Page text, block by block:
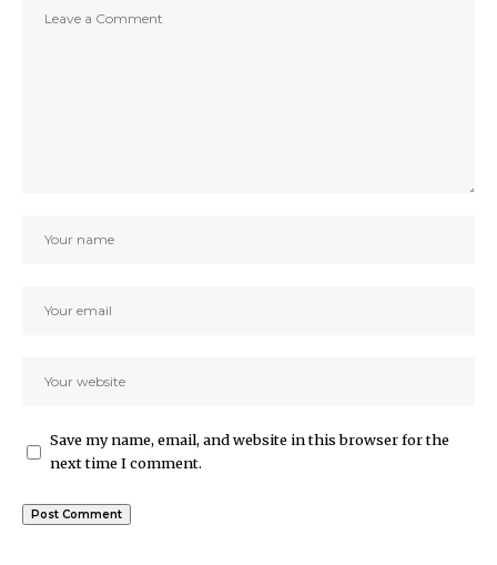
Save my name, email, and website in this browser for the
next time I comment.